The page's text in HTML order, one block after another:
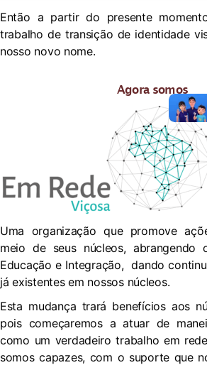
Então a partir do presente
trabalho de transição de identidade
nosso novo nome.
Agora somos
Uma organização que promove
meio de seus núcleos, abrangendo
Educação e Integração, dando
já existentes em nossos núcleos.
Esta mudança trará benefícios aos
pois começaremos a atuar de
como um verdadeiro trabalho em
somos capazes, com o suporte que